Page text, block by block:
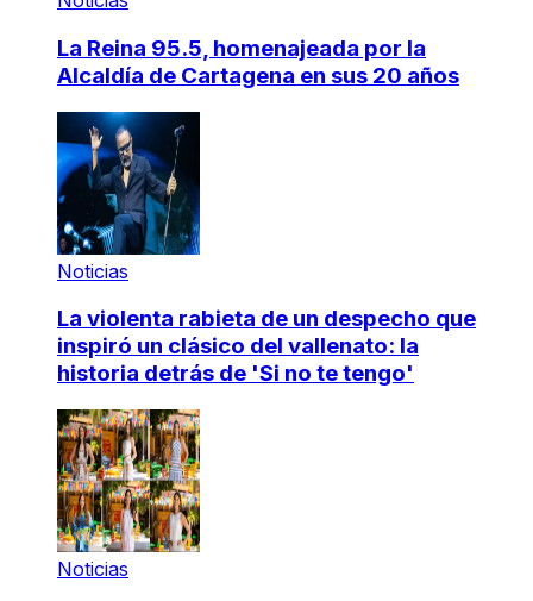
La Reina 95.5, homenajeada por la
Alcaldía de Cartagena en sus 20 años
Noticias
La violenta rabieta de un despecho que
inspiró un clásico del vallenato: la
historia detrás de 'Si no te tengo'
Noticias